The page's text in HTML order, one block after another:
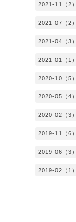
2021-11（2）
2021-07（2）
2021-04（3）
2021-01（1）
2020-10（5）
2020-05（4）
2020-02（3）
2019-11（6）
2019-06（3）
2019-02（1）